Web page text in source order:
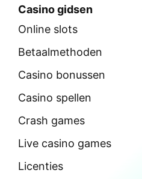
Casino gidsen
Online slots
Betaalmethoden
Casino bonussen
Casino spellen
Crash games
Live casino games
Licenties